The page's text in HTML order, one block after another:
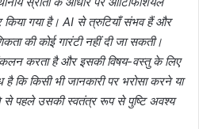
गया है। AI से त्रुटियाँ संभव हैं और
की कोई गारंटी नहीं दी जा सकती।
करता है और इसकी विषय-वस्तु के लिए
है कि किसी भी जानकारी पर भरोसा करने या
से पहले उसकी स्वतंत्र रूप से पुष्टि अवश्य